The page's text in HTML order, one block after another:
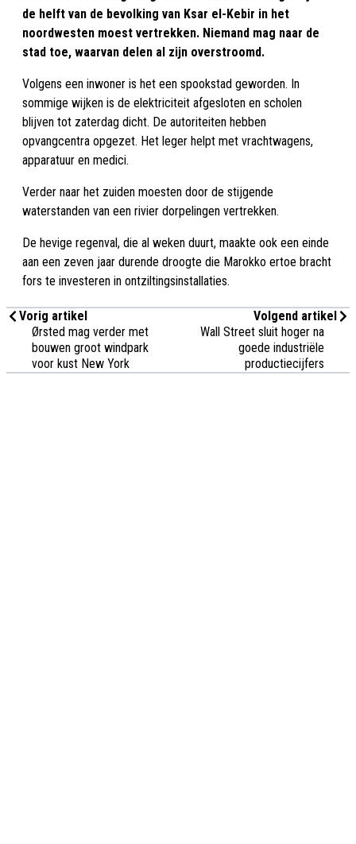
de helft van de bevolking van Ksar el-Kebir in het
noordwesten moest vertrekken. Niemand mag naar de
stad toe, waarvan delen al zijn overstroomd.
Volgens een inwoner is het een spookstad geworden. In
sommige wijken is de elektriciteit afgesloten en scholen
blijven tot zaterdag dicht. De autoriteiten hebben
opvangcentra opgezet. Het leger helpt met vrachtwagens,
apparatuur en medici.
Verder naar het zuiden moesten door de stijgende
waterstanden van een rivier dorpelingen vertrekken.
De hevige regenval, die al weken duurt, maakte ook een einde
aan een zeven jaar durende droogte die Marokko ertoe bracht
fors te investeren in ontziltingsinstallaties.
Vorig artikel
Ørsted mag verder met
bouwen groot windpark
voor kust New York
Volgend artikel
Wall Street sluit hoger na
goede industriële
productiecijfers